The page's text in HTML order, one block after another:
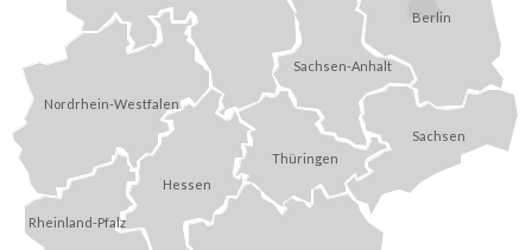
Berlin
Sachsen-Anhalt
Sachsen
Thüringen
Hessen
Nordrhein-Westfalen
Rheinland-Pfalz